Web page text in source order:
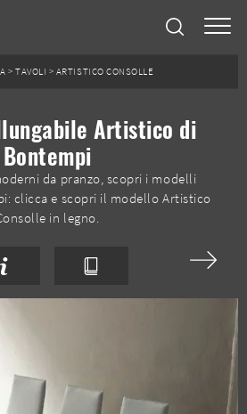
>TAVOLI > ARTISTICO CONSOLLE
Artistico di
Bontempi
da pranzo, scopri i modelli
clicca e scopri il modello Artistico
in legno.